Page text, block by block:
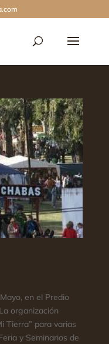
en el Predio
organización
Tierra” para varias
y Seminarios de